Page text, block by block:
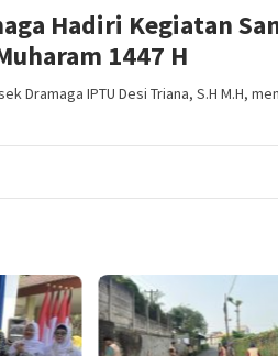
Hadiri Kegiatan
1447 H
Dramaga IPTU Desi Triana, S.H M.H,